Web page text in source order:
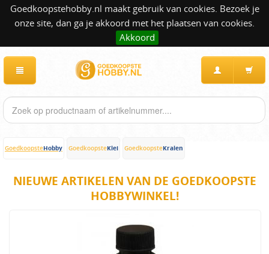
Goedkoopstehobby.nl maakt gebruik van cookies. Bezoek je
onze site, dan ga je akkoord met het plaatsen van cookies.
Akkoord
GoedkoopsteHobby GoedkoopsteKlei GoedkoopsteKralen
NIEUWE ARTIKELEN VAN DE GOEDKOOPSTE
HOBBYWINKEL!